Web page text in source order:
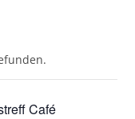
Café